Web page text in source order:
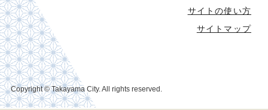
サイトの使い方
サイトマップ
Copyright © Takayama City. All rights reserved.